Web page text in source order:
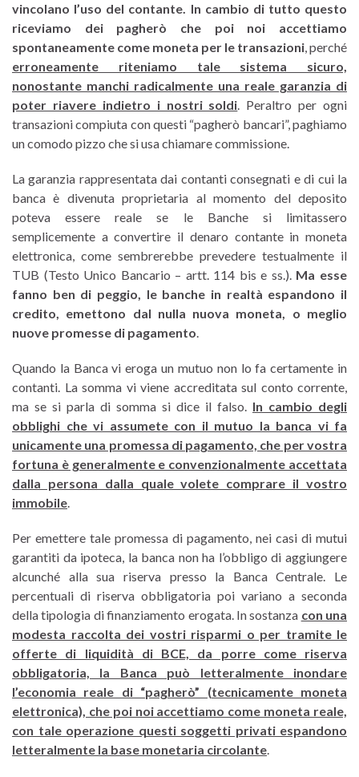
vincolano l’uso del contante. In cambio di tutto questo
riceviamo dei pagherò che poi noi accettiamo
spontaneamente come moneta per le transazioni, perché
erroneamente riteniamo tale sistema sicuro,
nonostante manchi radicalmente una reale garanzia di
poter riavere indietro i nostri soldi. Peraltro per ogni
transazioni compiuta con questi “pagherò bancari”, paghiamo
un comodo pizzo che si usa chiamare commissione.
La garanzia rappresentata dai contanti consegnati e di cui la
banca è divenuta proprietaria al momento del deposito
poteva essere reale se le Banche si limitassero
semplicemente a convertire il denaro contante in moneta
elettronica, come sembrerebbe prevedere testualmente il
TUB (Testo Unico Bancario – artt. 114 bis e ss.). Ma esse
fanno ben di peggio, le banche in realtà espandono il
credito, emettono dal nulla nuova moneta, o meglio
nuove promesse di pagamento.
Quando la Banca vi eroga un mutuo non lo fa certamente in
contanti. La somma vi viene accreditata sul conto corrente,
ma se si parla di somma si dice il falso. In cambio degli
obblighi che vi assumete con il mutuo la banca vi fa
unicamente una promessa di pagamento, che per vostra
fortuna è generalmente e convenzionalmente accettata
dalla persona dalla quale volete comprare il vostro
immobile.
Per emettere tale promessa di pagamento, nei casi di mutui
garantiti da ipoteca, la banca non ha l’obbligo di aggiungere
alcunché alla sua riserva presso la Banca Centrale. Le
percentuali di riserva obbligatoria poi variano a seconda
della tipologia di finanziamento erogata. In sostanza con una
modesta raccolta dei vostri risparmi o per tramite le
offerte di liquidità di BCE, da porre come riserva
obbligatoria, la Banca può letteralmente inondare
l’economia reale di “pagherò” (tecnicamente moneta
elettronica), che poi noi accettiamo come moneta reale,
con tale operazione questi soggetti privati espandono
letteralmente la base monetaria circolante.